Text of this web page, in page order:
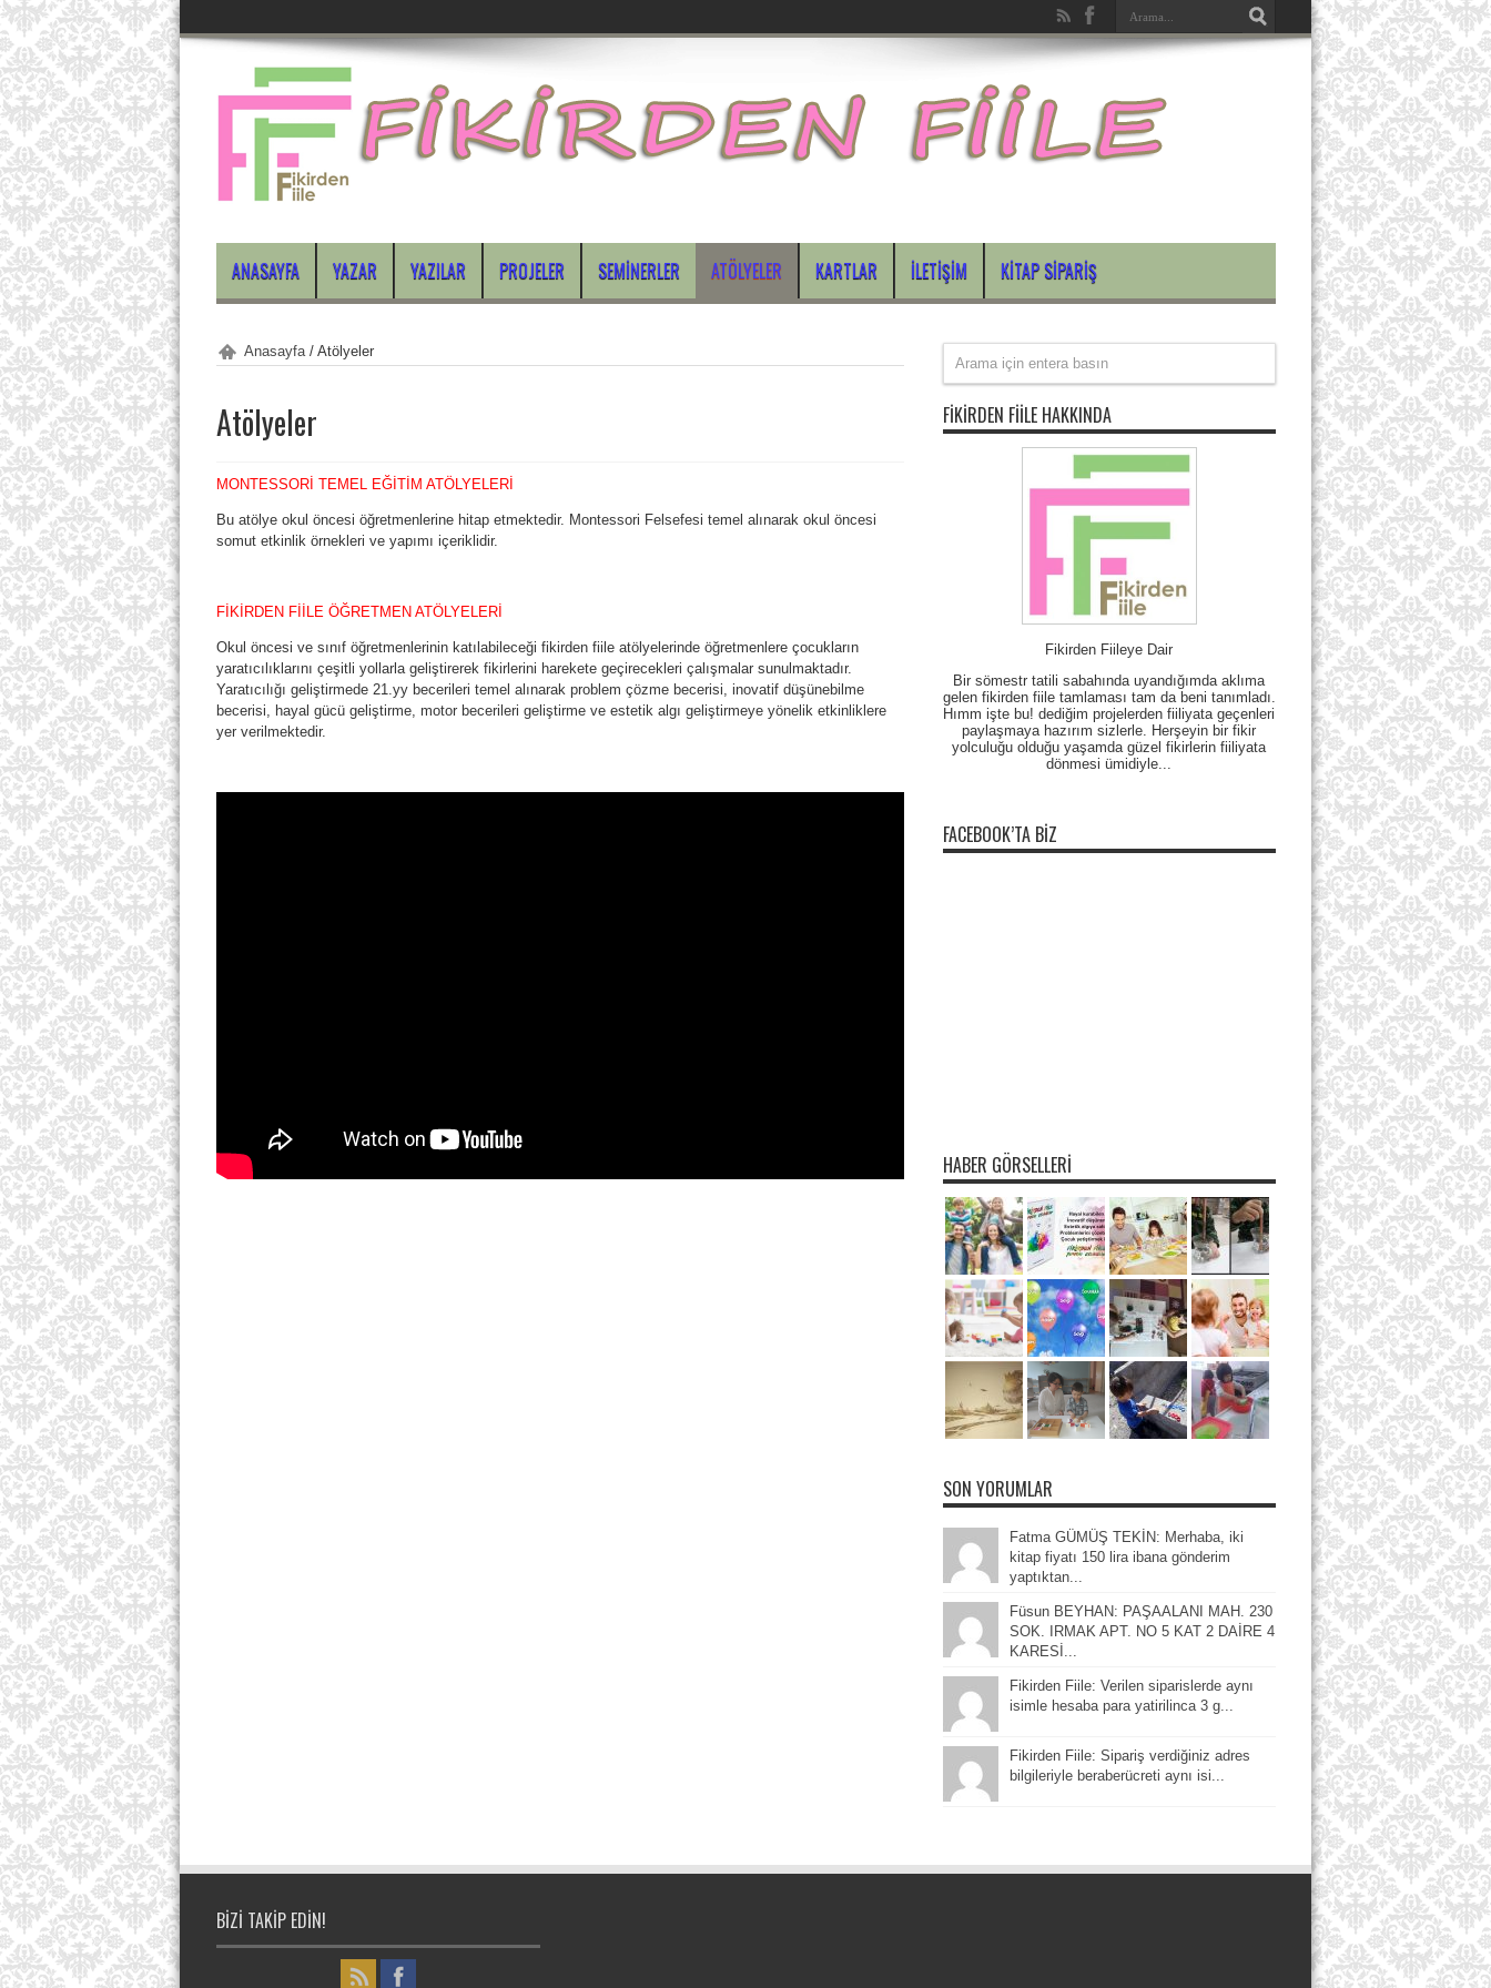
ANASAYFA YAZAR YAZILAR PROJELER SEMINERLER ATÖLYELER KARTLAR İLETIŞIM KITAP SIPARIŞ
Anasayfa/ Atölyeler
Atölyeler
MONTESSORİ TEMEL EĞİTİM ATÖLYELERİ
Bu atölye okul öncesi öğretmenlerine hitap etmektedir. Montessori Felsefesi temel alınarak okul öncesi
somut etkinlik örnekleri ve yapımı içeriklidir.
FİKİRDEN FİİLE ÖĞRETMEN ATÖLYELERİ
Okul öncesi ve sınıf öğretmenlerinin katılabileceği fikirden fiile atölyelerinde öğretmenlere çocukların
yaratıcılıklarını çeşitli yollarla geliştirerek fikirlerini harekete geçirecekleri çalışmalar sunulmaktadır.
Yaratıcılığı geliştirmede 21.yy becerileri temel alınarak problem çözme becerisi, inovatif düşünebilme
becerisi, hayal gücü geliştirme, motor becerileri geliştirme ve estetik algı geliştirmeye yönelik etkinliklere
yer verilmektedir.
FIKIRDEN FIILE HAKKINDA
Fikirden Fiileye Dair
Bir sömestr tatili sabahında uyandığımda aklıma
gelen fikirden fiile tamlaması tam da beni tanımladı.
Hımm işte bu! dediğim projelerden fiiliyata geçenleri
paylaşmaya hazırım sizlerle. Herşeyin bir fikir
yolculuğu olduğu yaşamda güzel fikirlerin fiiliyata
dönmesi ümidiyle...
FACEBOOK’TA BIZ
HABER GÖRSELLERI
SON YORUMLAR
Fatma GÜMÜŞ TEKİN: Merhaba, iki
kitap fiyatı 150 lira ibana gönderim
yaptıktan...
Füsun BEYHAN: PAŞAALANI MAH. 230
SOK. IRMAK APT. NO 5 KAT 2 DAİRE 4
KARESİ...
Fikirden Fiile: Verilen siparislerde aynı
isimle hesaba para yatirilinca 3 g...
Fikirden Fiile: Sipariş verdiğiniz adres
bilgileriyle beraberücreti aynı isi...
BIZI TAKIP EDIN!